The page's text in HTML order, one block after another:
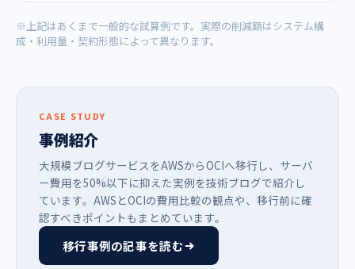
※上記はあくまで一般的な試算例です。実際の削減額はシステム構
成・利用量・契約形態によって異なります。
CASE STUDY
事例紹介
大規模ブログサービスをAWSからOCIへ移行し、サーバ
ー費用を50%以下に抑えた実例を技術ブログで紹介し
ています。AWSとOCIの費用比較の観点や、移行前に確
認すべきポイントもまとめています。
移行事例の記事を読む